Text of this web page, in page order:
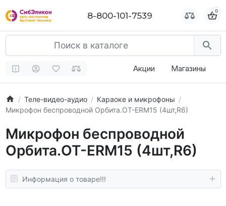
8-800-101-7539 0
Акции Магазины
Теле-видео-аудио
Караоке и микрофоны
Микрофон беспроводной Орбита.OT-ERM15 (4шт,R6)
Микрофон беспроводной
Орбита.OT-ERM15 (4шт,R6)
Информация о товаре!!!
8-800-101-7539 0